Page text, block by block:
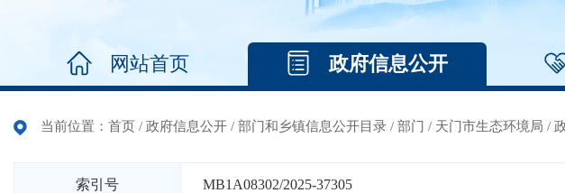
网站首页 政府信息公开
当前位置： 首页 / 政府信息公开 / 部门和乡镇信息公开目录 / 部门 / 天门市生态环境局 /
索引号 MB1A08302/2025-37305